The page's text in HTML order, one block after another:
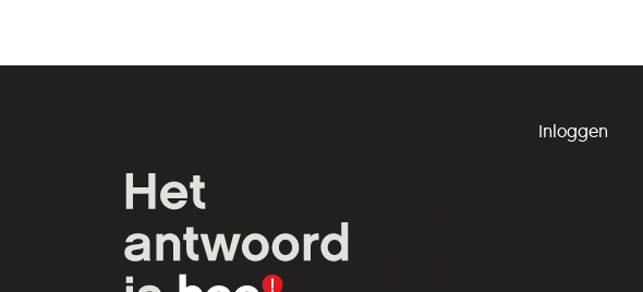
tech-liefhebbers.
Inloggen